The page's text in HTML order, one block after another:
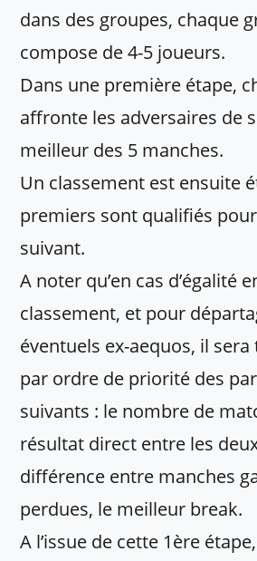
dans des groupes, chaque
compose de 4-5 joueurs.
Dans une première étape,
affronte les adversaires de
meilleur des 5 manches.
Un classement est ensuite
premiers sont qualifiés
suivant.
A noter qu’en cas d’égalité
classement, et pour
éventuels ex-aequos, il
par ordre de priorité des
suivants : le nombre de
résultat direct entre les
différence entre manches
perdues, le meilleur break.
A l’issue de cette 1ère